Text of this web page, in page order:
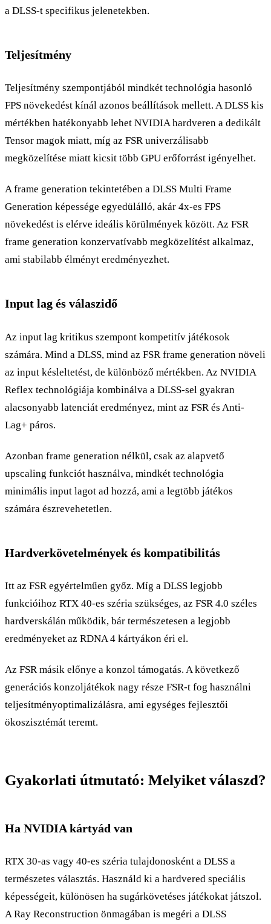
a DLSS-t specifikus jelenetekben.
Teljesítmény
Teljesítmény szempontjából mindkét technológia hasonló
FPS növekedést kínál azonos beállítások mellett. A DLSS kis
mértékben hatékonyabb lehet NVIDIA hardveren a dedikált
Tensor magok miatt, míg az FSR univerzálisabb
megközelítése miatt kicsit több GPU erőforrást igényelhet.
A frame generation tekintetében a DLSS Multi Frame
Generation képessége egyedülálló, akár 4x-es FPS
növekedést is elérve ideális körülmények között. Az FSR
frame generation konzervatívabb megközelítést alkalmaz,
ami stabilabb élményt eredményezhet.
Input lag és válaszidő
Az input lag kritikus szempont kompetitív játékosok
számára. Mind a DLSS, mind az FSR frame generation növeli
az input késleltetést, de különböző mértékben. Az NVIDIA
Reflex technológiája kombinálva a DLSS-sel gyakran
alacsonyabb latenciát eredményez, mint az FSR és Anti-
Lag+ páros.
Azonban frame generation nélkül, csak az alapvető
upscaling funkciót használva, mindkét technológia
minimális input lagot ad hozzá, ami a legtöbb játékos
számára észrevehetetlen.
Hardverkövetelmények és kompatibilitás
Itt az FSR egyértelműen győz. Míg a DLSS legjobb
funkcióihoz RTX 40-es széria szükséges, az FSR 4.0 széles
hardverskálán működik, bár természetesen a legjobb
eredményeket az RDNA 4 kártyákon éri el.
Az FSR másik előnye a konzol támogatás. A következő
generációs konzoljátékok nagy része FSR-t fog használni
teljesítményoptimalizálásra, ami egységes fejlesztői
ökoszisztémát teremt.
Gyakorlati útmutató: Melyiket válaszd?
Ha NVIDIA kártyád van
RTX 30-as vagy 40-es széria tulajdonosként a DLSS a
természetes választás. Használd ki a hardvered speciális
képességeit, különösen ha sugárkövetéses játékokat játszol.
A Ray Reconstruction önmagában is megéri a DLSS